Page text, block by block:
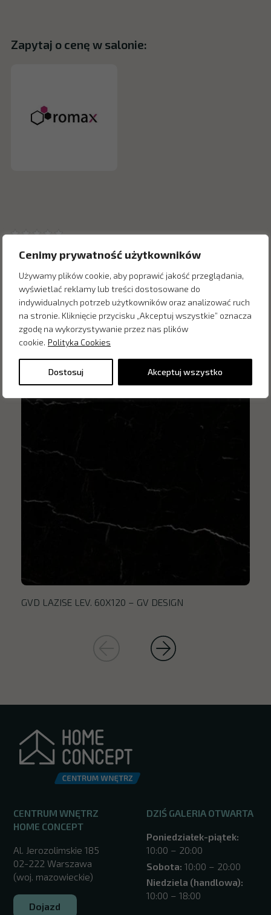
Cenimy prywatność użytkowników
Używamy plików cookie, aby poprawić jakość przeglądania,
wyświetlać reklamy lub treści dostosowane do
indywidualnych potrzeb użytkowników oraz analizować ruch
na stronie. Kliknięcie przycisku „Akceptuj wszystkie” oznacza
zgodę na wykorzystywanie przez nas plików
cookie. Polityka Cookies
Dostosuj Akceptuj wszystko
Zapytaj o cenę w salonie:
Inne produkty z kategorii
GVD LAZISE LEV. 60X120 – GV DESIGN
CENTRUM WNĘTRZ
HOME CONCEPT
Al. Jerozolimskie 185
02-222 Warszawa
(woj. mazowieckie)
Dojazd
DZIŚ GALERIA OTWARTA
Poniedziałek-piątek:
10:00 – 20:00
Sobota: 10:00 – 20:00
Niedziela (handlowa):
10:00 – 18:00